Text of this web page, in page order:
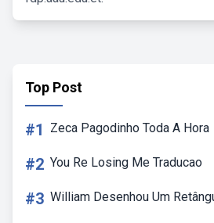
Top Post
#1 Zeca Pagodinho Toda A Hora
#2 You Re Losing Me Traducao
#3 William Desenhou Um